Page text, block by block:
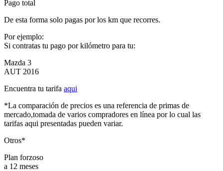
Pago total
De esta forma solo pagas por los km que recorres.
Por ejemplo:
Si contratas tu pago por kilómetro para tu:
Mazda 3
AUT 2016
Encuentra tu tarifa aqui
*La comparación de precios es una referencia de primas de
mercado,tomada de varios compradores en línea por lo cual las
tarifas aqui presentadas pueden variar.
Otros*
Plan forzoso
a 12 meses